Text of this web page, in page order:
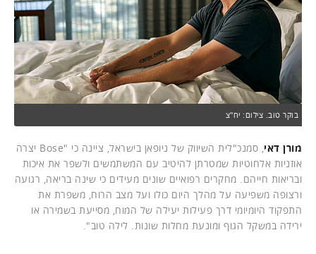
בוקר טוב. צילום: יח"צ
מורן דאי
, סמנכ"לית השיווק של ניופאן בישראל, ציינה כי "Bose יצרה
אוזניות אלחוטיות שמטרתן להיטיב עם המשתמשים ולשפר את איכות
ובריאות חייהם. מחקרים רפואיים שונים מעידים כי שינה בריאה, רגועה
ורצופה משפיעה על מהלך היום כולו ועל מצב הרוח, משפרת את
התפקוד היומיומי דרך פעילות יעילה של המוח, מסייעת בשמירה או
ירידה במשקל הגוף ומונעת מחלות שונות. לילה טוב".